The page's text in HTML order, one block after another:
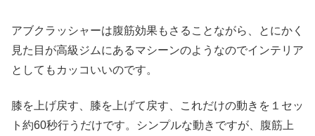
アブクラッシャーは腹筋効果もさることながら、とにかく
見た目が高級ジムにあるマシーンのようなのでインテリア
としてもカッコいいのです。
膝を上げ戻す、膝を上げて戻す、これだけの動きを１セッ
ト約60秒行うだけです。シンプルな動きですが、腹筋上